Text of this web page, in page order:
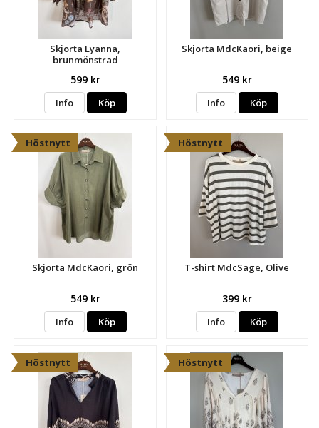
Skjorta Lyanna,
brunmönstrad
599 kr
Info Köp
Skjorta MdcKaori, beige
549 kr
Info Köp
Höstnytt
Skjorta MdcKaori, grön
549 kr
Info Köp
Höstnytt
T-shirt MdcSage, Olive
399 kr
Info Köp
Höstnytt Höstnytt